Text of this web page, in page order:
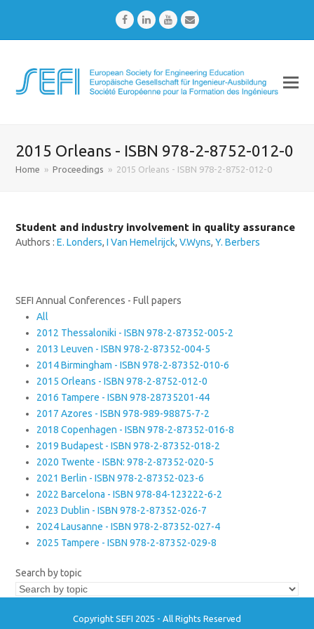
FacebookLinkedInYoutubeEmail
2015 Orleans - ISBN 978-2-8752-012-0
Home » Proceedings » 2015 Orleans - ISBN 978-2-8752-012-0
Student and industry involvement in quality assurance
Authors :E. Londers,I Van Hemelrijck,V.Wyns,Y. Berbers
SEFI Annual Conferences - Full papers
All
2012 Thessaloniki - ISBN 978-2-87352-005-2
2013 Leuven - ISBN 978-2-87352-004-5
2014 Birmingham - ISBN 978-2-87352-010-6
2015 Orleans - ISBN 978-2-8752-012-0
2016 Tampere - ISBN 978-28735201-44
2017 Azores - ISBN 978-989-98875-7-2
2018 Copenhagen - ISBN 978-2-87352-016-8
2019 Budapest - ISBN 978-2-87352-018-2
2020 Twente - ISBN: 978-2-87352-020-5
2021 Berlin - ISBN 978-2-87352-023-6
2022 Barcelona - ISBN 978-84-123222-6-2
2023 Dublin - ISBN 978-2-87352-026-7
2024 Lausanne - ISBN 978-2-87352-027-4
2025 Tampere - ISBN 978-2-87352-029-8
Search by topic
Copyright SEFI 2025 - All Rights Reserved